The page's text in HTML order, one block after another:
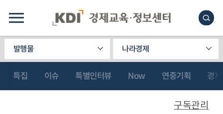
발행물 나라경제
특집 이슈 특별인터뷰 Now 연중기획 경
구독관리